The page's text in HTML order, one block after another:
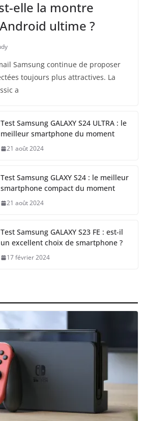
elle la montre
ultime ?
Samsung continue de proposer
toujours plus attractives. La
a
Test Samsung GALAXY S24 ULTRA : le
meilleur smartphone du moment
21 août 2024
Test Samsung GLAXY S24 : le meilleur
smartphone compact du moment
21 août 2024
Test Samsung GALAXY S23 FE : est-il
un excellent choix de smartphone ?
17 février 2024